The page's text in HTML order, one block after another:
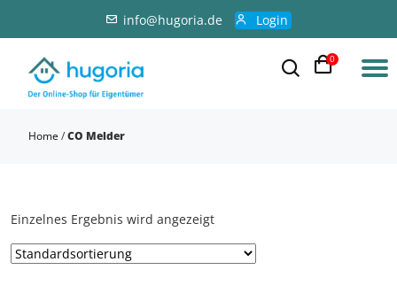
info@hugoria.de Login
0
Home /CO Melder
Einzelnes Ergebnis wird angezeigt